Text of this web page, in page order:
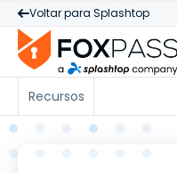
Voltar para Splashtop
Recursos